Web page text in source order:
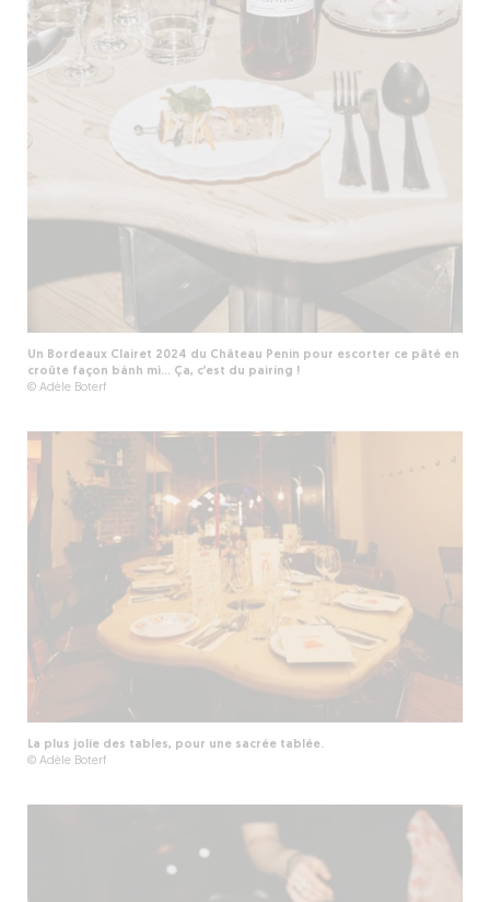
Un Bordeaux Clairet 2024 du Château Penin pour escorter ce pâté en
croûte façon bánh mì... Ça, c’est du pairing !
© Adèle Boterf
La plus jolie des tables, pour une sacrée tablée.
© Adèle Boterf